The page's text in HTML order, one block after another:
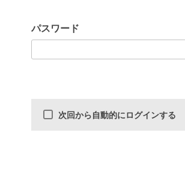
パスワード
次回から自動的にログインする